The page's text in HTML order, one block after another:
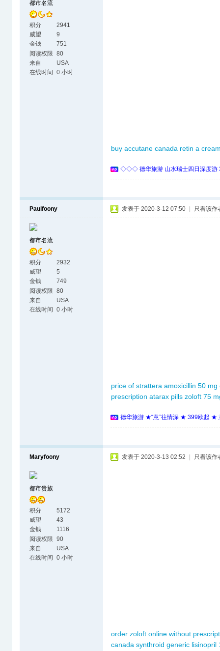
都市名流
积分
2941
威望
9
金钱
751
阅读权限 80
来自
USA
在线时间
0 小时
buy accutane canada retin a
◇◇◇ 德华旅游 山水瑞士四日深度
Paulfoony
都市名流
积分
2932
威望
5
金钱
749
阅读权限 80
来自
USA
在线时间
0 小时
发表于 2020-3-12 07:50 只看该作
price of strattera amoxicillin 50 mg
prescription atarax pills zoloft 75
德华旅游 ★“意”往情深 ★ 399欧起 ★
Maryfoony
都市贵族
积分
5172
威望
43
金钱
1116
阅读权限 90
来自
USA
在线时间
0 小时
发表于 2020-3-13 02:52 只看该作
order zoloft online without
canada synthroid generic lisinopril